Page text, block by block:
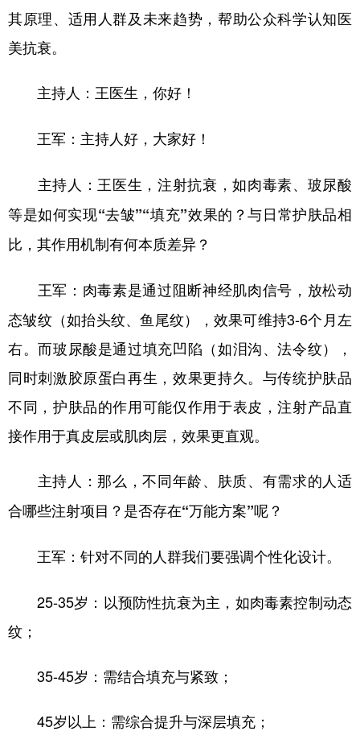
其原理、适用人群及未来趋势，帮助公众科学认知医
美抗衰。
主持人：王医生，你好！
王军： 主持人好，大家好！
主持人：王医生，注射抗衰，如肉毒素、玻尿酸
等是如何实现“去皱”“填充”效果的？与日常护肤品相
比，其作用机制有何本质差异？
王军： 肉毒素是通过阻断神经肌肉信号，放松动
态皱纹（如抬头纹、鱼尾纹），效果可维持3-6个月左
右。而玻尿酸是通过填充凹陷（如泪沟、法令纹），
同时刺激胶原蛋白再生，效果更持久。与传统护肤品
不同，护肤品的作用可能仅作用于表皮，注射产品直
接作用于真皮层或肌肉层，效果更直观。
主持人：那么，不同年龄、肤质、有需求的人适
合哪些注射项目？是否存在“万能方案”呢？
王军： 针对不同的人群我们要强调个性化设计。
25-35岁：以预防性抗衰为主，如肉毒素控制动态
纹；
35-45岁：需结合填充与紧致；
45岁以上：需综合提升与深层填充；